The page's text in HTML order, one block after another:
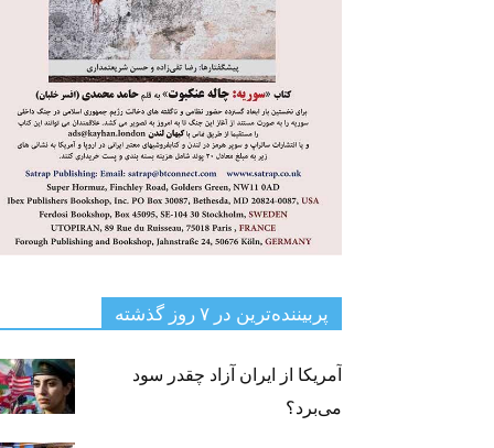
پربیننده‌ترین‌ در ۷ روز گذشته
آمریکا از ایران آزاد چقدر سود
می‌برد؟